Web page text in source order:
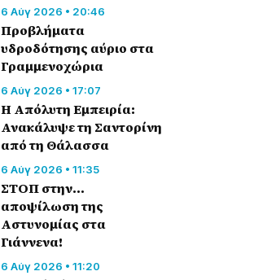
6 Αύγ 2026 • 20:46
Προβλήματα
υδροδότησης αύριο στα
Γραμμενοχώρια
6 Αύγ 2026 • 17:07
Η Απόλυτη Εμπειρία:
Ανακάλυψε τη Σαντορίνη
από τη Θάλασσα
6 Αύγ 2026 • 11:35
ΣΤΟΠ στην…
αποψίλωση της
Αστυνομίας στα
Γιάννενα!
6 Αύγ 2026 • 11:20